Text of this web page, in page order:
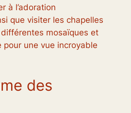
à l’adoration
que visiter les chapelles
mosaïques et
pour une vue incroyable
des